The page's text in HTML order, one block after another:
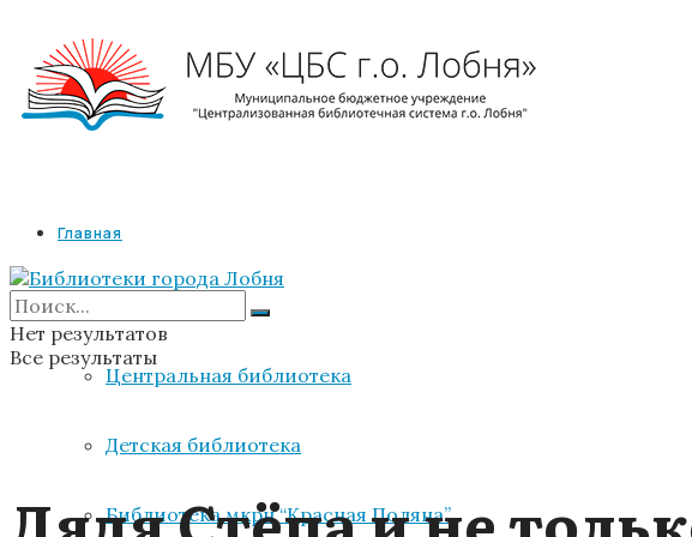
Главная
Библиотеки
Центральная библиотека
Детская библиотека
Библиотека мкрн “Красная Поляна”
Нет результатов
Все результаты